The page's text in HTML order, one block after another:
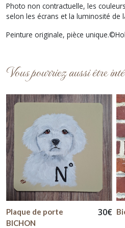
Photo non contractuelle, les
selon les écrans et la luminosité de
Peinture originale, pièce
Vous pourriez aussi être
Plaque de porte
BICHON
30€